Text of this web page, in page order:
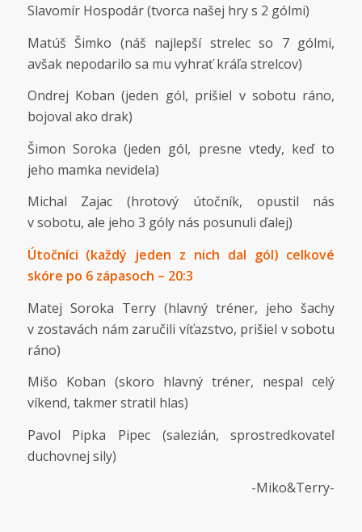
Slavomír Hospodár (tvorca našej hry s 2 gólmi)
Matúš Šimko (náš najlepší strelec so 7 gólmi,
avšak nepodarilo sa mu vyhrať kráľa strelcov)
Ondrej Koban (jeden gól, prišiel v sobotu ráno,
bojoval ako drak)
Šimon Soroka (jeden gól, presne vtedy, keď to
jeho mamka nevidela)
Michal Zajac (hrotový útočník, opustil nás
v sobotu, ale jeho 3 góly nás posunuli ďalej)
Útočníci (každý jeden z nich dal gól) celkové
skóre po 6 zápasoch – 20:3
Matej Soroka Terry (hlavný tréner, jeho šachy
v zostavách nám zaručili víťazstvo, prišiel v sobotu
ráno)
Mišo Koban (skoro hlavný tréner, nespal celý
víkend, takmer stratil hlas)
Pavol Pipka Pipec (salezián, sprostredkovateľ
duchovnej sily)
-Miko&Terry-